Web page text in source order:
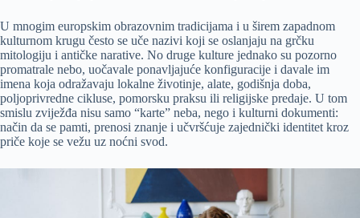
U mnogim europskim obrazovnim tradicijama i u širem zapadnom
kulturnom krugu često se uče nazivi koji se oslanjaju na grčku
mitologiju i antičke narative. No druge kulture jednako su pozorno
promatrale nebo, uočavale ponavljajuće konfiguracije i davale im
imena koja odražavaju lokalne životinje, alate, godišnja doba,
poljoprivredne cikluse, pomorsku praksu ili religijske predaje. U tom
smislu zviježđa nisu samo “karte” neba, nego i kulturni dokumenti:
način da se pamti, prenosi znanje i učvršćuje zajednički identitet kroz
priče koje se vežu uz noćni svod.